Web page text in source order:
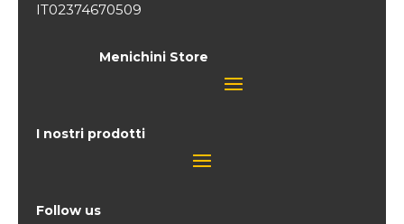
IT02374670509
Menichini Store
I nostri prodotti
Follow us